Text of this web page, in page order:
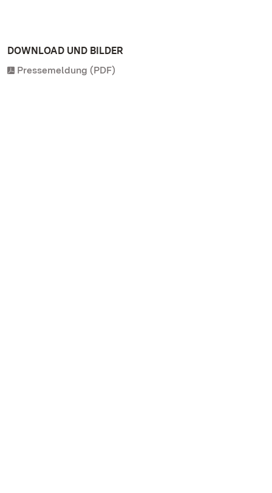
DOWNLOAD UND BILDER
Pressemeldung (PDF)